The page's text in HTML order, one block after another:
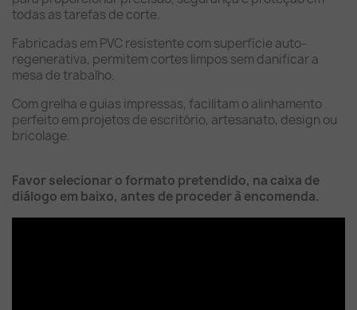
todas as tarefas de corte.
Fabricadas em PVC resistente com superfície auto-
regenerativa, permitem cortes limpos sem danificar a
mesa de trabalho.
Com grelha e guias impressas, facilitam o alinhamento
perfeito em projetos de escritório, artesanato, design ou
bricolage.
Favor selecionar o formato pretendido, na caixa de
diálogo em baixo, antes de proceder à encomenda.